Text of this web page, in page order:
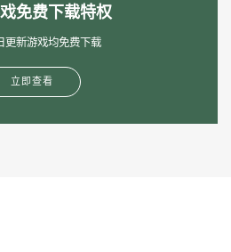
免费下载特权
更新游戏均免费下载
立即查看